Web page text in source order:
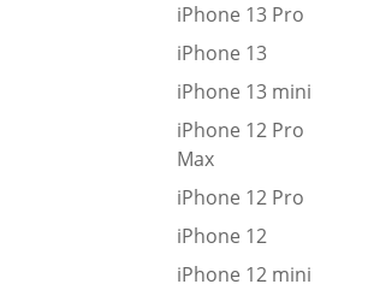
iPhone 13 Pro
iPhone 13
iPhone 13 mini
iPhone 12 Pro
Max
iPhone 12 Pro
iPhone 12
iPhone 12 mini